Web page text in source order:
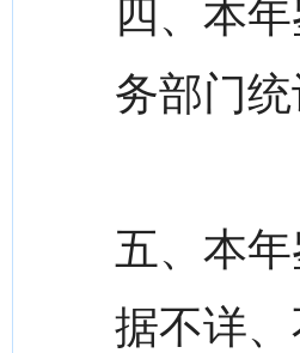
四、本
务部门统
五、本
据不详